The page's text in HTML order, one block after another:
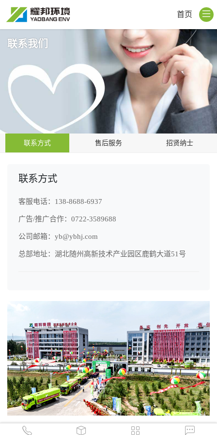
首页
联系我们
联系方式 售后服务 招贤纳士
联系方式
客服电话： 138-8688-6937
广告/推广合作：0722-3589688
公司邮箱：yb@ybhj.com
总部地址：湖北随州高新技术产业园区鹿鹤大道51号